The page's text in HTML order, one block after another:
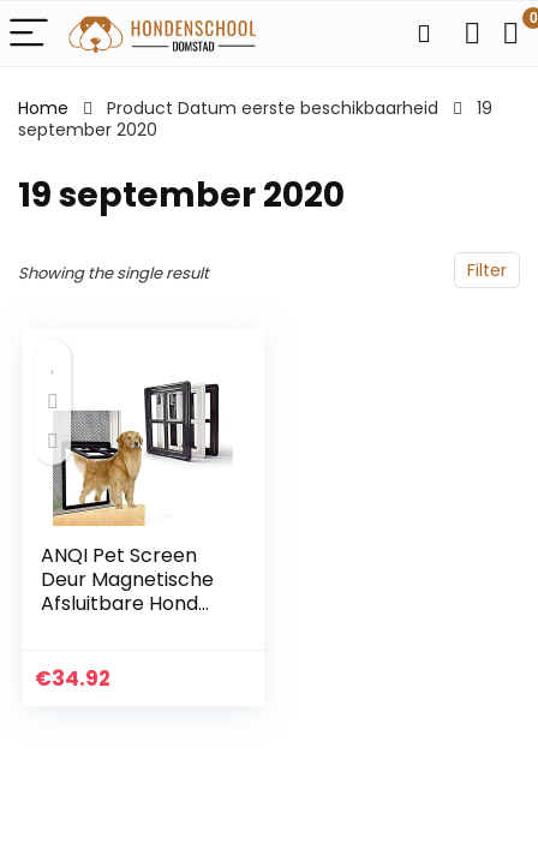
0
Home Product Datum eerste beschikbaarheid
19
september 2020
19 september 2020
Filter
Showing the single result
ANQI Pet Screen
Deur Magnetische
Afsluitbare Hond
voor Medium Grote
€34.92